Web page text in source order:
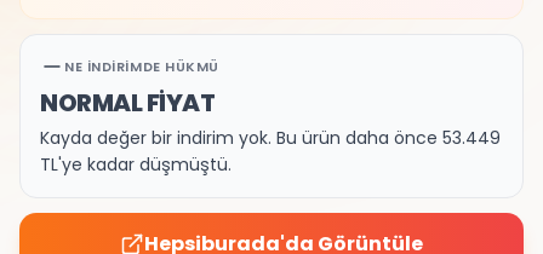
NE İNDIRIMDE HÜKMÜ
NORMAL FİYAT
Kayda değer bir indirim yok. Bu ürün daha önce 53.449
TL'ye kadar düşmüştü.
Hepsiburada'da Görüntüle